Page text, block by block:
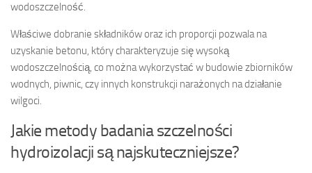
wodoszczelność.
Właściwe dobranie składników oraz ich proporcji pozwala na
uzyskanie betonu, który charakteryzuje się wysoką
wodoszczelnością, co można wykorzystać w budowie zbiorników
wodnych, piwnic, czy innych konstrukcji narażonych na działanie
wilgoci.
Jakie metody badania szczelności
hydroizolacji są najskuteczniejsze?